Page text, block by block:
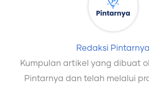
Redaksi Pintarnya
Kumpulan artikel yang dibuat
Pintarnya dan telah melalui